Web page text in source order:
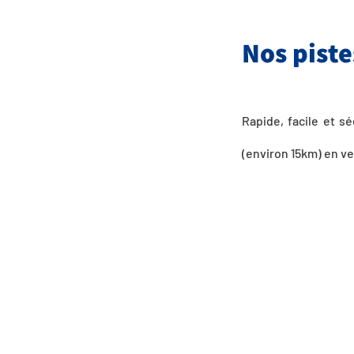
Nos
Rapide, facile et
(environ 15km) en